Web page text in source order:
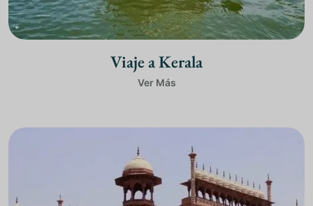
Viaje a Kerala
Ver Más